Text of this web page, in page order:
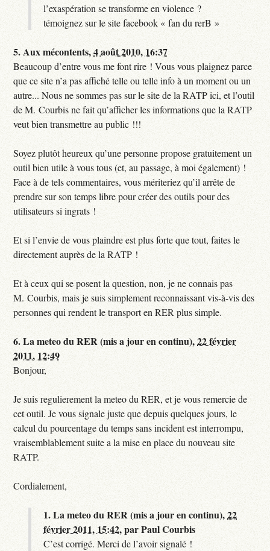
l’exaspération se transforme en violence ?
témoignez sur le site facebook « fan du rerB »
5.Aux mécontents,4 août 2010, 16:37
Beaucoup d’entre vous me font rire ! Vous vous plaignez parce
que ce site n’a pas affiché telle ou telle info à un moment ou un
autre... Nous ne sommes pas sur le site de la RATP ici, et l’outil
de M. Courbis ne fait qu’afficher les informations que la RATP
veut bien transmettre au public !!!
Soyez plutôt heureux qu’une personne propose gratuitement un
outil bien utile à vous tous (et, au passage, à moi également) !
Face à de tels commentaires, vous mériteriez qu’il arrête de
prendre sur son temps libre pour créer des outils pour des
utilisateurs si ingrats !
Et si l’envie de vous plaindre est plus forte que tout, faites le
directement auprès de la RATP !
Et à ceux qui se posent la question, non, je ne connais pas
M. Courbis, mais je suis simplement reconnaissant vis-à-vis des
personnes qui rendent le transport en RER plus simple.
6.La meteo du RER (mis a jour en continu),22 février
2011, 12:49
Bonjour,
Je suis regulierement la meteo du RER, et je vous remercie de
cet outil. Je vous signale juste que depuis quelques jours, le
calcul du pourcentage du temps sans incident est interrompu,
vraisemblablement suite a la mise en place du nouveau site
RATP.
Cordialement,
1.La meteo du RER (mis a jour en continu),22
février 2011, 15:42,parPaul Courbis
C’est corrigé. Merci de l’avoir signalé !